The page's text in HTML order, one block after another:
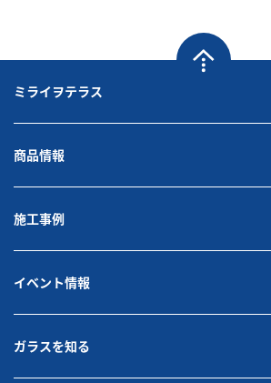
ミライヲテラス
商品情報
施工事例
イベント情報
ガラスを知る